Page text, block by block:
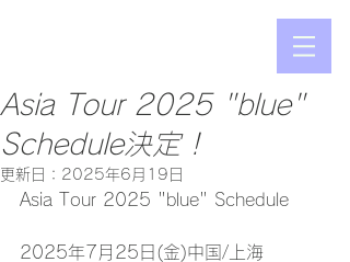
Asia Tour 2025 "blue"
Schedule決定！
更新日： 2025年6月19日
Asia Tour 2025 "blue" Schedule
2025年7月25日(金)中国/​上海